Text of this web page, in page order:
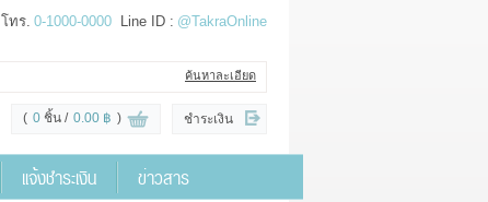
โทร. 0-1000-0000 Line ID : @TakraOnline
ค้นหาละเอียด
( 0 ชิ้น 0.00 ฿ ) ชำระเงิน
แจ้งชำระเงิน ข่าวสาร